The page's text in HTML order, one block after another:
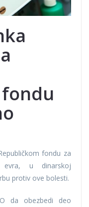
fondu za
evra, u dinarskoj
protiv ove bolesti.
da obezbedi deo